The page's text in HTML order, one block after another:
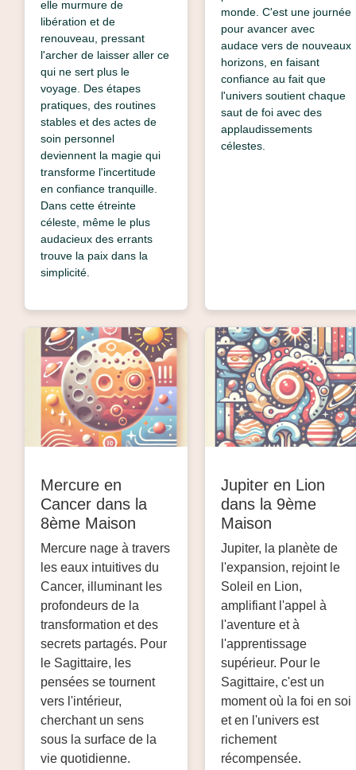
elle murmure de
libération et de
renouveau, pressant
l'archer de laisser aller ce
qui ne sert plus le
voyage. Des étapes
pratiques, des routines
stables et des actes de
soin personnel
deviennent la magie qui
transforme l'incertitude
en confiance tranquille.
Dans cette étreinte
céleste, même le plus
audacieux des errants
trouve la paix dans la
simplicité.
monde. C'est une journée
pour avancer avec
audace vers de nouveaux
horizons, en faisant
confiance au fait que
l'univers soutient chaque
saut de foi avec des
applaudissements
célestes.
Mercure en
Cancer dans la
8ème Maison
Mercure nage à travers
les eaux intuitives du
Cancer, illuminant les
profondeurs de la
transformation et des
secrets partagés. Pour
le Sagittaire, les
pensées se tournent
vers l'intérieur,
cherchant un sens
sous la surface de la
vie quotidienne.
Jupiter en Lion
dans la 9ème
Maison
Jupiter, la planète de
l'expansion, rejoint le
Soleil en Lion,
amplifiant l'appel à
l'aventure et à
l'apprentissage
supérieur. Pour le
Sagittaire, c'est un
moment où la foi en soi
et en l'univers est
richement
récompensée.